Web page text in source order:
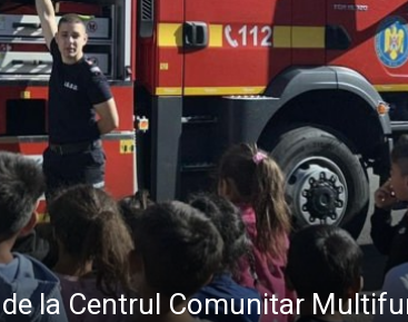
Weekend continuă povestea de la „Capătul
Baia Mare, la Întâlnirea Internațională a
Meditație la Duminica a 10-a după Rusalii
în Maramureș: Tabăra „Maramureș Family
la Centrul Comunitar